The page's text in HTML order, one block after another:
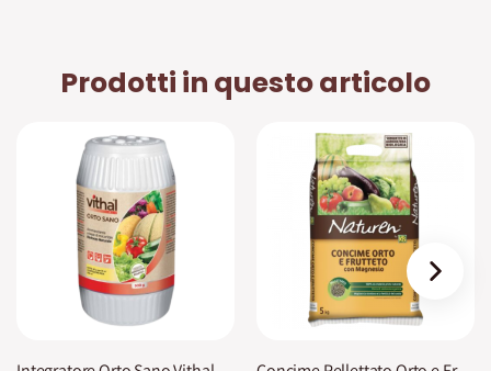
Prodotti in questo articolo
›